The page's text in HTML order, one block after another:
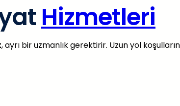
Hizmetleri
, ayrı bir uzmanlık gerektirir. Uzun yol